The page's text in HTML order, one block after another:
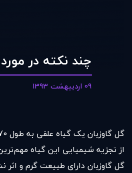
چند نکته در
09 اردیبهشت 1393
گل گاوزبان یک گیاه علفی به طول 70 – 40 سانتی‌متر است. این گیاه در مزارع و گاهی زمین‌های بایر می‌روید. منشأ اولیه آن دمشق بوده است.
از تجزیه شیمیایی این گیاه
گل گاوزبان دارای طبیعت گرم و